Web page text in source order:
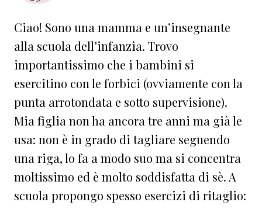
Ciao! Sono una mamma e un’insegnante
alla scuola dell’infanzia. Trovo
importantissimo che i bambini si
esercitino con le forbici (ovviamente con la
punta arrotondata e sotto supervisione).
Mia figlia non ha ancora tre anni ma già le
usa: non è in grado di tagliare seguendo
una riga, lo fa a modo suo ma si concentra
moltissimo ed è molto soddisfatta di sè. A
scuola propongo spesso esercizi di ritaglio: